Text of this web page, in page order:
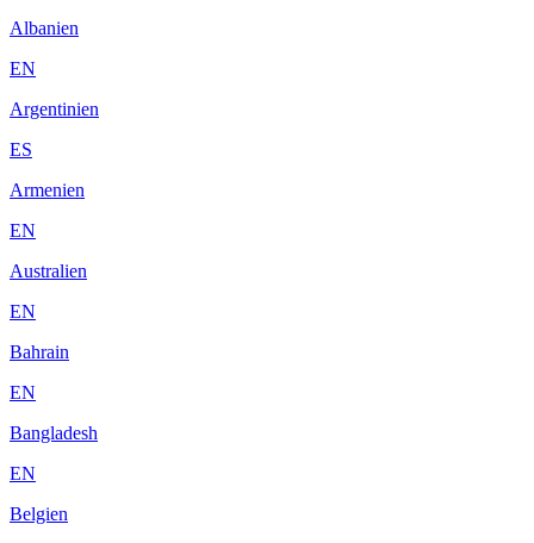
Albanien
EN
Argentinien
ES
Armenien
EN
Australien
EN
Bahrain
EN
Bangladesh
EN
Belgien